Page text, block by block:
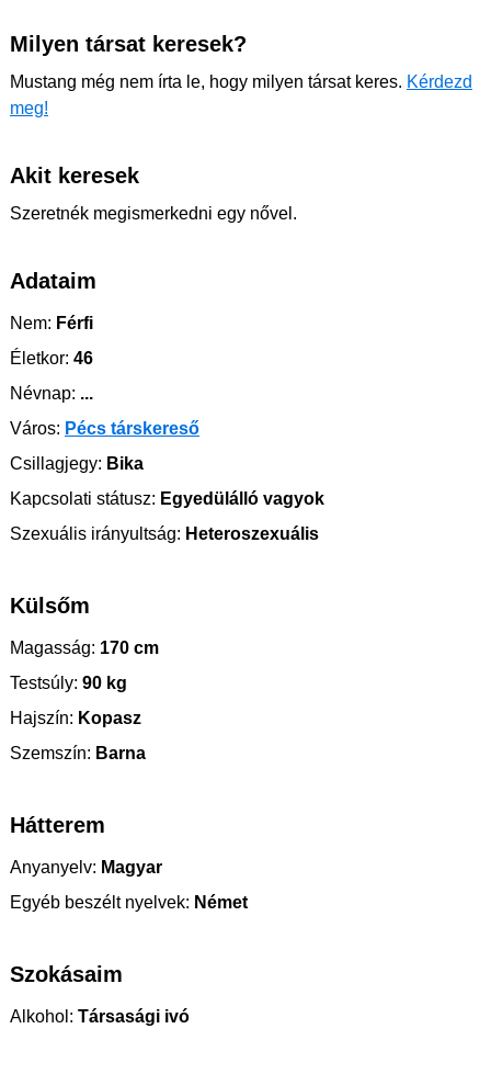
Milyen társat keresek?
Mustang még nem írta le, hogy milyen társat keres. Kérdezd
meg!
Akit keresek
Szeretnék megismerkedni egy nővel.
Adataim
Nem: Férfi
Életkor: 46
Névnap: ...
Város: Pécs társkereső
Csillagjegy: Bika
Kapcsolati státusz: Egyedülálló vagyok
Szexuális irányultság: Heteroszexuális
Külsőm
Magasság: 170 cm
Testsúly: 90 kg
Hajszín: Kopasz
Szemszín: Barna
Hátterem
Anyanyelv: Magyar
Egyéb beszélt nyelvek: Német
Szokásaim
Alkohol: Társasági ivó